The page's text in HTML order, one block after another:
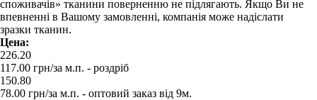
споживачів» тканини поверненню не підлягають. Якщо Ви не
впевненні в Вашому замовленні, компанія може надіслати
зразки тканин.
Цена:
226.20
117.00 грн/за м.п. - роздрiб
150.80
78.00 грн/за м.п. - оптовий заказ вiд 9м.